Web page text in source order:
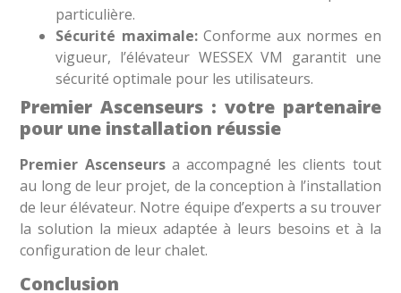
particulière.
Sécurité maximale:Conforme aux normes en
vigueur, l’élévateur WESSEX VM garantit une
sécurité optimale pour les utilisateurs.
Premier Ascenseurs : votre partenaire
pour une installation réussie
Premier Ascenseursa accompagné les clients tout
au long de leur projet, de la conception à l’installation
de leur élévateur. Notre équipe d’experts a su trouver
la solution la mieux adaptée à leurs besoins et à la
configuration de leur chalet.
Conclusion